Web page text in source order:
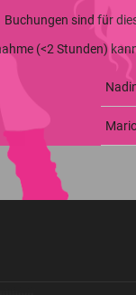
Buchungen sind für
(<2 Stunden)